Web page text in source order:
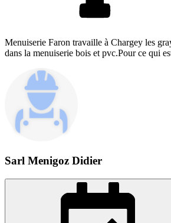
Menuiserie Faron travaille à Chargey les
dans la menuiserie bois et pvc.Pour ce qui
Sarl Menigoz Didier